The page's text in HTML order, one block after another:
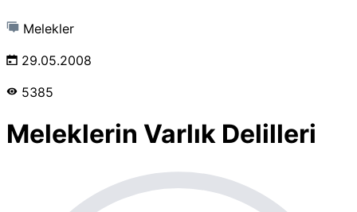
Melekler
29.05.2008
5385
Meleklerin Varlık Delilleri